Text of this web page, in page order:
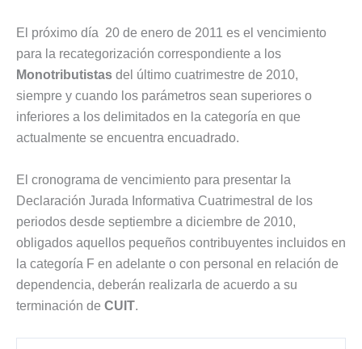
El próximo día 20 de enero de 2011 es el vencimiento
para la recategorización correspondiente a los
Monotributistas del último cuatrimestre de 2010,
siempre y cuando los parámetros sean superiores o
inferiores a los delimitados en la categoría en que
actualmente se encuentra encuadrado.
El cronograma de vencimiento para presentar la
Declaración Jurada Informativa Cuatrimestral de los
periodos desde septiembre a diciembre de 2010,
obligados aquellos pequeños contribuyentes incluidos en
la categoría F en adelante o con personal en relación de
dependencia, deberán realizarla de acuerdo a su
terminación de CUIT.